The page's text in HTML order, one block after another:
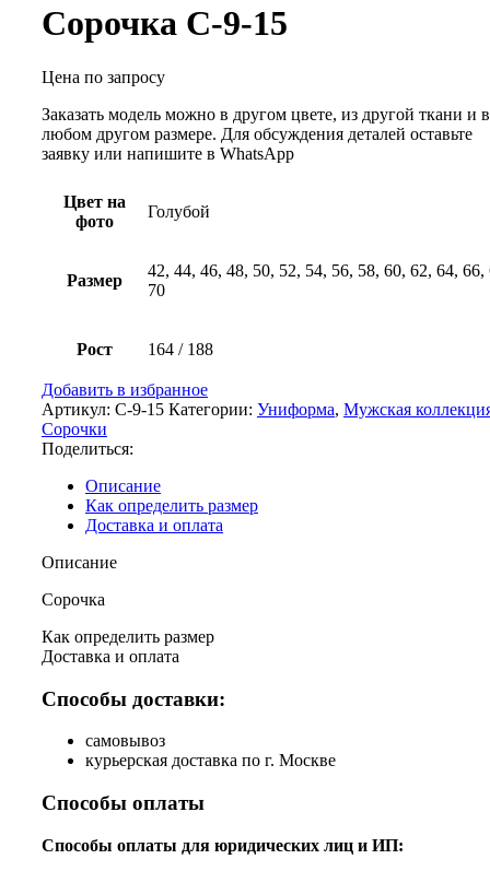
Сорочка С-9-15
Цена по запросу
Заказать модель можно в другом цвете, из другой ткани и в
любом другом размере. Для обсуждения деталей оставьте
заявку или напишите в WhatsApp
Цвет на
фото
Голубой
Размер
42, 44, 46, 48, 50, 52, 54, 56, 58, 60, 62, 64, 66,
70
Рост 164 / 188
Добавить в избранное
Артикул: С-9-15 Категории: Униформа, Мужская
Сорочки
Поделиться:
Описание
Как определить размер
Доставка и оплата
Описание
Сорочка
Как определить размер
Доставка и оплата
Способы доставки:
самовывоз
курьерская доставка по г. Москве
Способы оплаты
Способы оплаты для юридических лиц и ИП: